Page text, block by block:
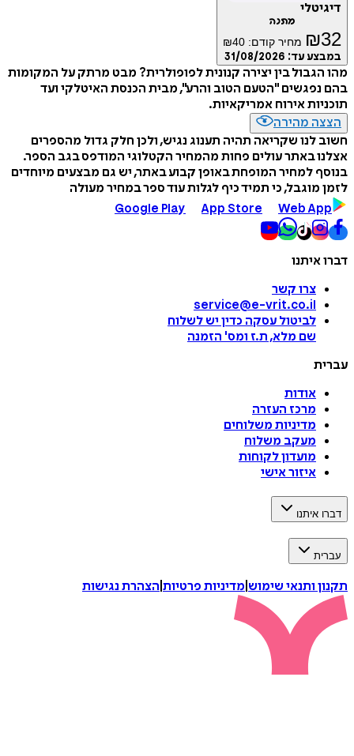
דיגיטלי
מתנה
₪32 מחיר קודם: ₪40
במבצע עד: 31/08/2026
מהו הגבול בין יצירה קנונית לפופולרית? מבט מרתק על המקומות
בהם נפגשים "הטעם הטוב והרע", מבית הכנסת האיטלקי ועד
תוכניות אירוח אמריקאיות.
הצצה מהירה
חשוב לנו שקריאה תהיה תענוג נגיש, ולכן חלק גדול מהספרים
אצלנו באתר עולים פחות מהמחיר הקטלוגי המודפס בגב הספר.
בנוסף למחיר המופחת באופן קבוע באתר, יש גם מבצעים מיוחדים
לזמן מוגבל, כי תמיד כיף לגלות עוד ספר במחיר מעולה
Google Play
App Store Web App
דברו איתנו
צרו קשר
service@e-vrit.co.il
לביטול עסקה כדין יש לשלוח
שם מלא, ת.ז ומס' הזמנה
עברית
אודות
מרכז העזרה
מדיניות משלוחים
מעקב משלוח
מועדון לקוחות
איזור אישי
דברו איתנו
עברית
תקנון ותנאי שימוש מדיניות פרטיות הצהרת נגישות